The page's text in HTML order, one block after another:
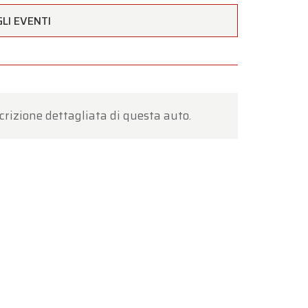
EVENTI
dettagliata di questa auto.
.